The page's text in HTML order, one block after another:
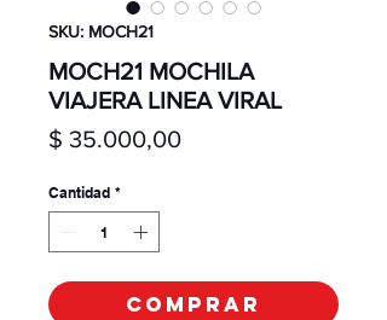
SKU: MOCH21
MOCH21 MOCHILA
VIAJERA LINEA VIRAL
$ 35.000,00Precio
Cantidad *
Comprar